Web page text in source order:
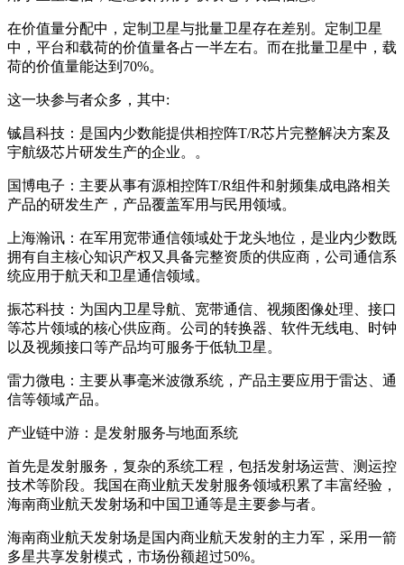
在价值量分配中，定制卫星与批量卫星存在差别。定制卫星
中，平台和载荷的价值量各占一半左右。而在批量卫星中，载
荷的价值量能达到70%。
这一块参与者众多，其中:
铖昌科技：是国内少数能提供相控阵T/R芯片完整解决方案及
宇航级芯片研发生产的企业。。
国博电子：主要从事有源相控阵T/R组件和射频集成电路相关
产品的研发生产，产品覆盖军用与民用领域。
上海瀚讯：在军用宽带通信领域处于龙头地位，是业内少数既
拥有自主核心知识产权又具备完整资质的供应商，公司通信系
统应用于航天和卫星通信领域。
振芯科技：为国内卫星导航、宽带通信、视频图像处理、接口
等芯片领域的核心供应商。公司的转换器、软件无线电、时钟
以及视频接口等产品均可服务于低轨卫星。
雷力微电：主要从事毫米波微系统，产品主要应用于雷达、通
信等领域产品。
产业链中游：是发射服务与地面系统
首先是发射服务，复杂的系统工程，包括发射场运营、测运控
技术等阶段。我国在商业航天发射服务领域积累了丰富经验，
海南商业航天发射场和中国卫通等是主要参与者。
海南商业航天发射场是国内商业航天发射的主力军，采用一箭
多星共享发射模式，市场份额超过50%。